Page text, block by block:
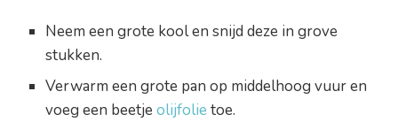
Neem een grote kool en snijd deze in grove
stukken.
Verwarm een grote pan op middelhoog vuur en
voeg een beetjeolijfolie toe.